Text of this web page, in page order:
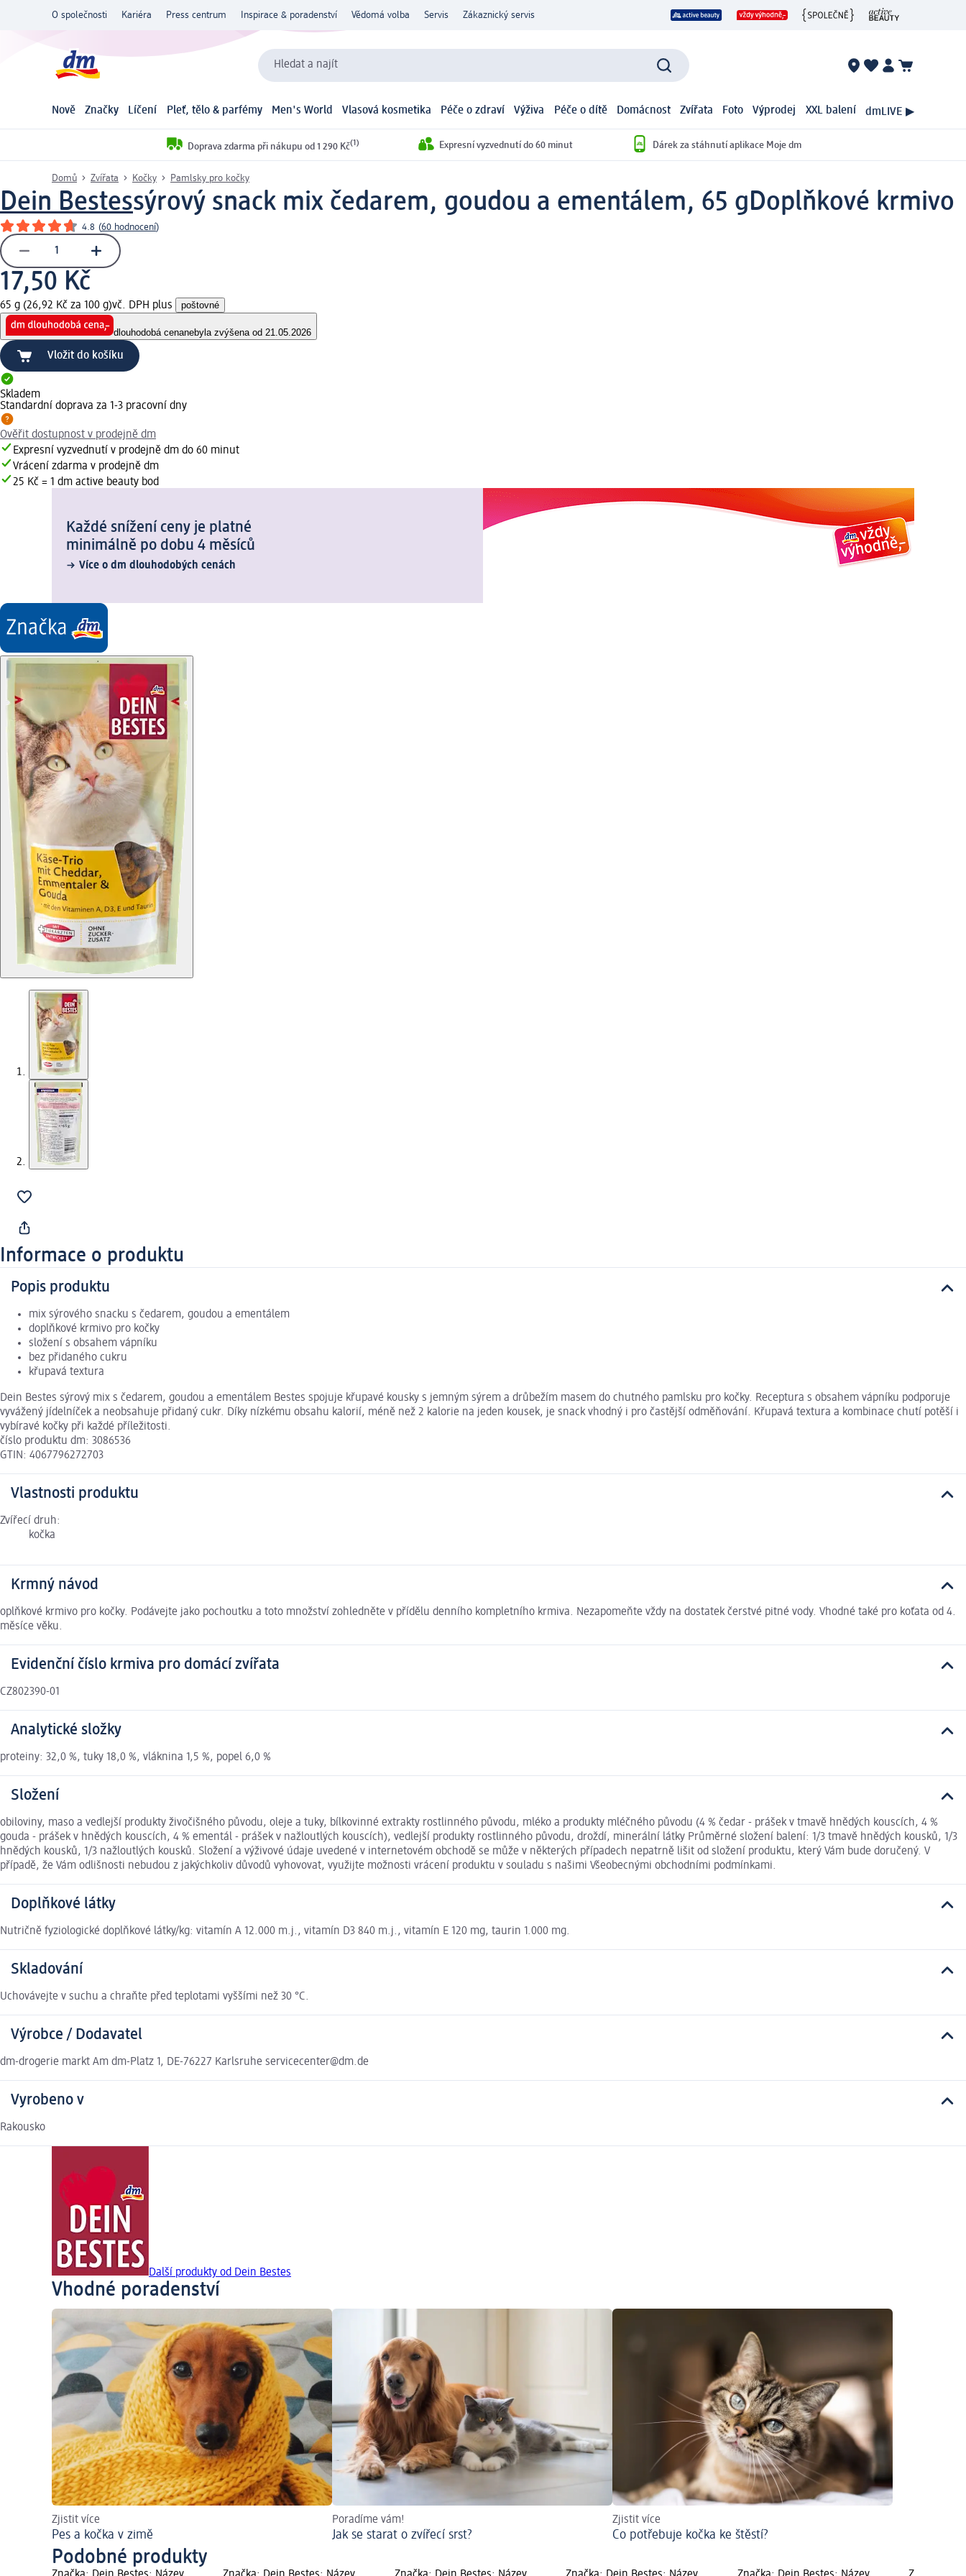
O společnosti Kariéra Press centrum Inspirace & poradenství Vědomá volba Servis Zákaznický servis
Hledat a najít
Nově Značky Líčení Pleť, tělo & parfémy Men's World Vlasová kosmetika Péče o zdraví Výživa Péče o dítě Domácnost Zvířata Foto Výprodej XXL balení dmLIVE ▶
Doprava zdarma při nákupu od 1 290 Kč(1) Expresní vyzvednutí do 60 minut Dárek za stáhnutí aplikace Moje dm
Domů Zvířata Kočky Pamlsky pro kočky
Dein Bestessýrový snack mix čedarem, goudou a ementálem, 65 gDoplňkové krmivo
4.8 (60 hodnocení)
17,50 Kč
65 g (26,92 Kč za 100 g)vč. DPH plus poštovné
dlouhodobá cenanebyla zvýšena od 21.05.2026
Vložit do košíku
Skladem
Standardní doprava za 1-3 pracovní dny
Ověřit dostupnost v prodejně dm
Expresní vyzvednutí v prodejně dm do 60 minut
Vrácení zdarma v prodejně dm
25 Kč = 1 dm active beauty bod
Každé snížení ceny je platné
minimálně po dobu 4 měsíců
Více o dm dlouhodobých cenách
Informace o produktu
Popis produktu
mix sýrového snacku s čedarem, goudou a ementálem
doplňkové krmivo pro kočky
složení s obsahem vápníku
bez přidaného cukru
křupavá textura
Dein Bestes sýrový mix s čedarem, goudou a ementálem Bestes spojuje křupavé kousky s jemným sýrem a drůbežím masem do chutného pamlsku pro kočky. Receptura s obsahem vápníku podporuje
vyvážený jídelníček a neobsahuje přidaný cukr. Díky nízkému obsahu kalorií, méně než 2 kalorie na jeden kousek, je snack vhodný i pro častější odměňování. Křupavá textura a kombinace chutí potěší i
vybíravé kočky při každé příležitosti.
číslo produktu dm: 3086536
GTIN: 4067796272703
Vlastnosti produktu
Zvířecí druh:
kočka
Krmný návod
oplňkové krmivo pro kočky. Podávejte jako pochoutku a toto množství zohledněte v přídělu denního kompletního krmiva. Nezapomeňte vždy na dostatek čerstvé pitné vody. Vhodné také pro koťata od 4.
měsíce věku.
Evidenční číslo krmiva pro domácí zvířata
CZ802390-01
Analytické složky
proteiny: 32,0 %, tuky 18,0 %, vláknina 1,5 %, popel 6,0 %
Složení
obiloviny, maso a vedlejší produkty živočišného původu, oleje a tuky, bílkovinné extrakty rostlinného původu, mléko a produkty mléčného původu (4 % čedar - prášek v tmavě hnědých kouscích, 4 %
gouda - prášek v hnědých kouscích, 4 % ementál - prášek v nažloutlých kouscích), vedlejší produkty rostlinného původu, droždí, minerální látky Průměrné složení balení: 1/3 tmavě hnědých kousků, 1/3
hnědých kousků, 1/3 nažloutlých kousků. Složení a výživové údaje uvedené v internetovém obchodě se může v některých případech nepatrně lišit od složení produktu, který Vám bude doručený. V
případě, že Vám odlišnosti nebudou z jakýchkoliv důvodů vyhovovat, využijte možnosti vrácení produktu v souladu s našimi Všeobecnými obchodními podmínkami.
Doplňkové látky
Nutričně fyziologické doplňkové látky/kg: vitamín A 12.000 m.j., vitamín D3 840 m.j., vitamín E 120 mg, taurin 1.000 mg.
Skladování
Uchovávejte v suchu a chraňte před teplotami vyššími než 30 °C.
Výrobce / Dodavatel
dm-drogerie markt Am dm-Platz 1, DE-76227 Karlsruhe servicecenter@dm.de
Vyrobeno v
Rakousko
Další produkty od Dein Bestes
Vhodné poradenství
Zjistit více
Pes a kočka v zimě
Poradíme vám!
Jak se starat o zvířecí srst?
Zjistit více
Co potřebuje kočka ke štěstí?
Podobné produkty